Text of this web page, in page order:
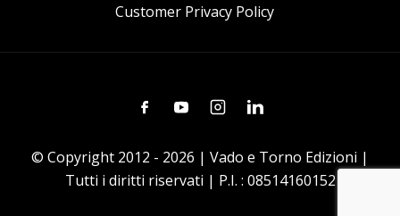
Customer Privacy Policy
FacebookYoutubeInstagramLinkedin
© Copyright 2012 - 2026 | Vado e Torno Edizioni |
Tutti i diritti riservati | P.I. : 08514160152